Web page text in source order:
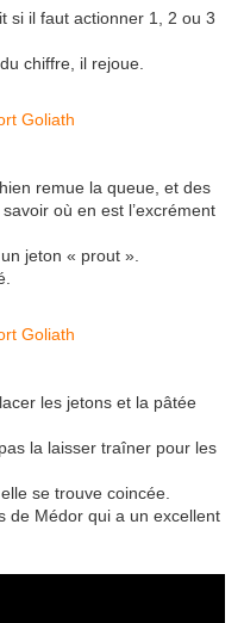
si il faut actionner 1, 2 ou 3
chiffre, il rejoue.
remue la queue, et des
où en est l’excrément
jeton « prout ».
les jetons et la pâtée
la laisser traîner pour les
se trouve coincée.
de Médor qui a un excellent